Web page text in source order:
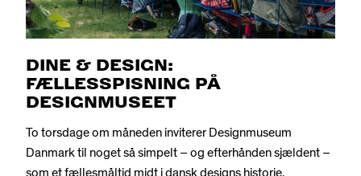
DINE & DESIGN:
FÆLLESSPISNING PÅ
DESIGNMUSEET
To torsdage om måneden inviterer Designmuseum
Danmark til noget så simpelt – og efterhånden sjældent –